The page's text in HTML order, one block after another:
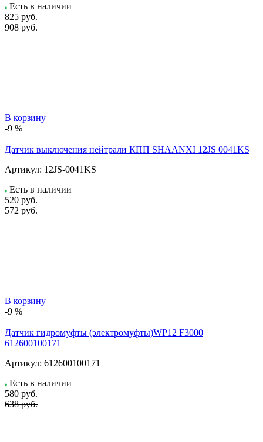
Есть в наличии
825 руб.
908 руб.
В корзину
-9 %
Датчик выключения нейтрали КПП SHAANXI 12JS 0041KS
Артикул: 12JS-0041KS
Есть в наличии
520 руб.
572 руб.
В корзину
-9 %
Датчик гидромуфты (электромуфты)WP12 F3000
612600100171
Артикул: 612600100171
Есть в наличии
580 руб.
638 руб.